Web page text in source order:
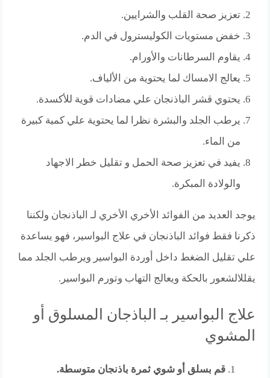
تعزيز صحة القلب والشرايين.
خفض مستويات الكوليسترول في الدم.
يقاوم السرطانات والأورام.
يعالج الامساك لما يحتوية من الألياف.
يحتوي قشر الباذنجان علي مضادات قوية للأكسدة.
يرطب الجلد والبشرة نظرا لما يحتوية علي كمية كبيرة
من الماء.
يفيد في تعزيز صحة الحمل و تقليل خطر الاجهاد
والولادة المبكرة.
يوجد العديد من الفوائد الأخري الأخري لـ الباذنجان ولكننا
ذكرنا فقط فوائد الباذنجان في علاج البواسير، فهو يساعدة
علي تقليل الضغط داخل أوردة البواسير ويرطب الجلد مما
يقللالشعور بالحكة ويعالج التهاب وتورم البواسير.
علاج البواسير بـ الباذجان المسلوق أو
المشوي
قم بسلق أو شوي ثمرة باذنجان متوسطة.